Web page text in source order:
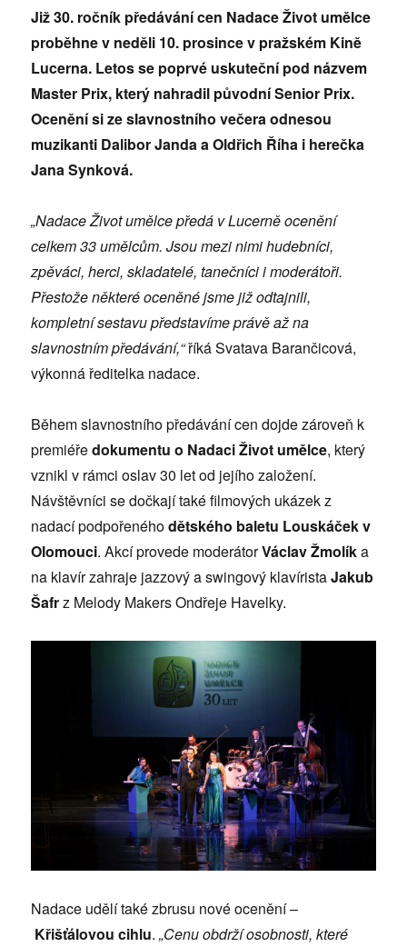
Již 30. ročník předávání cen Nadace Život umělce
proběhne v neděli 10. prosince v pražském Kině
Lucerna. Letos se poprvé uskuteční pod názvem
Master Prix, který nahradil původní Senior Prix.
Ocenění si ze slavnostního večera odnesou
muzikanti Dalibor Janda a Oldřich Říha i herečka
Jana Synková.
„Nadace Život umělce předá v Lucerně ocenění
celkem 33 umělcům. Jsou mezi nimi hudebníci,
zpěváci, herci, skladatelé, tanečníci i moderátoři.
Přestože některé oceněné jsme již odtajnili,
kompletní sestavu představíme právě až na
slavnostním předávání,“říká Svatava Barančicová,
výkonná ředitelka nadace.
Během slavnostního předávání cen dojde zároveň k
premiéředokumentu o Nadaci Život umělce, který
vznikl v rámci oslav 30 let od jejího založení.
Návštěvníci se dočkají také filmových ukázek z
nadací podpořenéhodětského baletu Louskáček v
Olomouci. Akcí provede moderátorVáclav Žmolíka
na klavír zahraje jazzový a swingový klavíristaJakub
Šafrz Melody Makers Ondřeje Havelky.
Nadace udělí také zbrusu nové ocenění –
Křišťálovou cihlu.„Cenu obdrží osobnosti, které